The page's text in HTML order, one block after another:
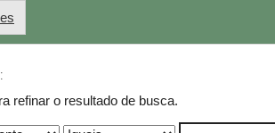
refinar o resultado de busca.